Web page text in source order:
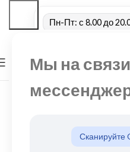
Мы на
Сканируйте
Пн-Пт: с 8.00 до
МЕНЮ